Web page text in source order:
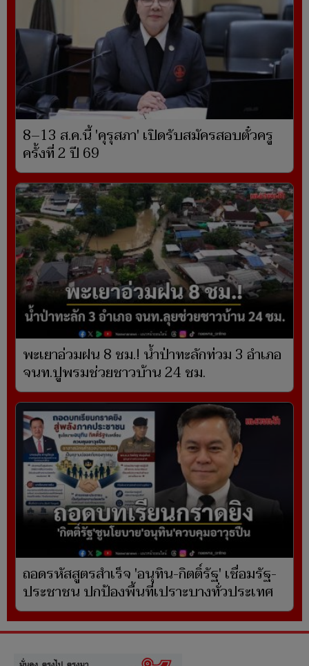
8–13 ส.ค.นี้ 'คุรุสภา' เปิดรับสมัครสอบตั๋วครู
ครั้งที่ 2 ปี 69
พะเยาอ่วมฝน 8 ชม.! น้ำป่าทะลักท่วม 3 อำเภอ
จนท.ปูพรมช่วยชาวบ้าน 24 ชม.
ถอดรหัสสูตรสำเร็จ 'อนุทิน-กิตติ์รัฐ' เชื่อมรัฐ-
ประชาชน ปกป้องพื้นที่เปราะบางทั่วประเทศ